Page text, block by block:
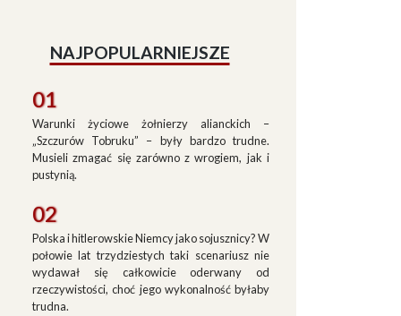
NAJPOPULARNIEJSZE
01
Warunki życiowe żołnierzy alianckich –
„Szczurów Tobruku” – były bardzo trudne.
Musieli zmagać się zarówno z wrogiem, jak i
pustynią.
02
Polska i hitlerowskie Niemcy jako sojusznicy? W
połowie lat trzydziestych taki scenariusz nie
wydawał się całkowicie oderwany od
rzeczywistości, choć jego wykonalność byłaby
trudna.